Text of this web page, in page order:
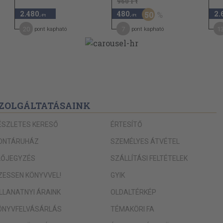
276
tehetsz
2.480 ,-Ft
pont kapható
480 ,-Ft 50
pont kapható
KERESŐ
KÖNYVVEL!
ÁRAINK
ÉRTESÍTŐ
SZEMÉLYES ÁTVÉTEL
SZÁLLÍTÁSI FELTÉTELEK
GYIK
OLDALTÉRKÉP
TÉMAKÖRI FA